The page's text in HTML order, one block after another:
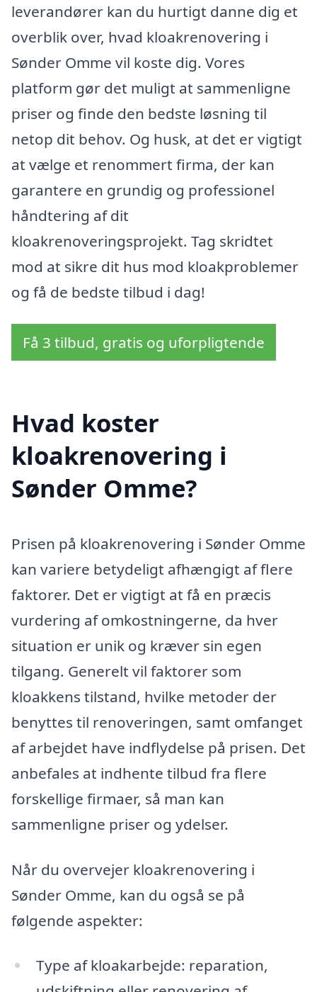
leverandører kan du hurtigt danne dig et
overblik over, hvad kloakrenovering i
Sønder Omme vil koste dig. Vores
platform gør det muligt at sammenligne
priser og finde den bedste løsning til
netop dit behov. Og husk, at det er vigtigt
at vælge et renommert firma, der kan
garantere en grundig og professionel
håndtering af dit
kloakrenoveringsprojekt. Tag skridtet
mod at sikre dit hus mod kloakproblemer
og få de bedste tilbud i dag!
Få 3 tilbud, gratis og uforpligtende
Hvad koster
kloakrenovering i
Sønder Omme?
Prisen på kloakrenovering i Sønder Omme
kan variere betydeligt afhængigt af flere
faktorer. Det er vigtigt at få en præcis
vurdering af omkostningerne, da hver
situation er unik og kræver sin egen
tilgang. Generelt vil faktorer som
kloakkens tilstand, hvilke metoder der
benyttes til renoveringen, samt omfanget
af arbejdet have indflydelse på prisen. Det
anbefales at indhente tilbud fra flere
forskellige firmaer, så man kan
sammenligne priser og ydelser.
Når du overvejer kloakrenovering i
Sønder Omme, kan du også se på
følgende aspekter:
Type af kloakarbejde: reparation,